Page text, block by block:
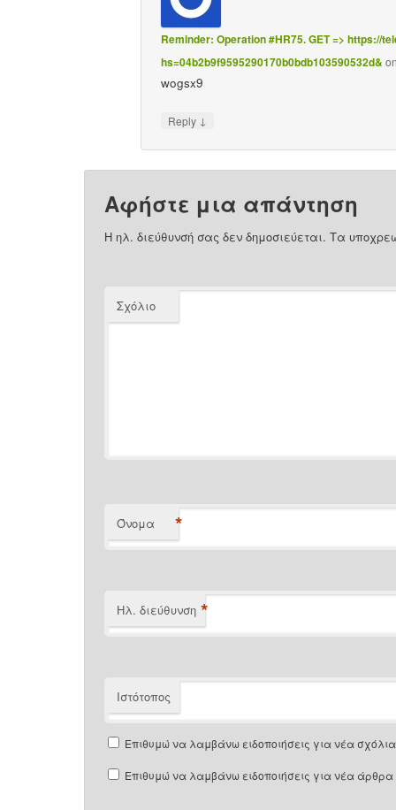
Reminder: Operation #HR75. GET => https://
hs=04b2b9f9595290170b0bdb103590532d&
wogsx9
Reply ↓
Αφήστε μια απάντηση
Η ηλ. διεύθυνσή σας δεν δημοσιεύεται. Τα
Σχόλιο
Όνομα *
Ηλ. διεύθυνση *
Ιστότοπος
Επιθυμώ να λαμβάνω ειδοποιήσεις για νέα
Επιθυμώ να λαμβάνω ειδοποιήσεις για νέα